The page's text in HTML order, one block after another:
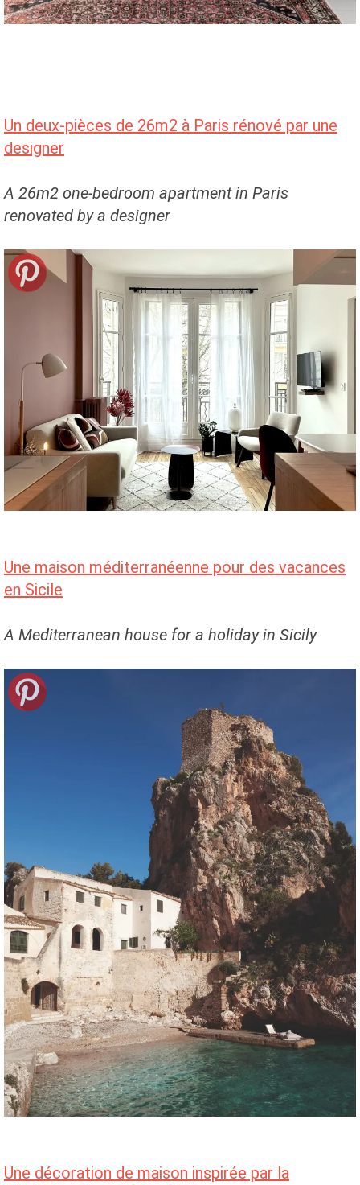
Un deux-pièces de 26m2 à Paris rénové par une
designer
A 26m2 one-bedroom apartment in Paris
renovated by a designer
Une maison méditerranéenne pour des vacances
en Sicile
A Mediterranean house for a holiday in Sicily
Une décoration de maison inspirée par la